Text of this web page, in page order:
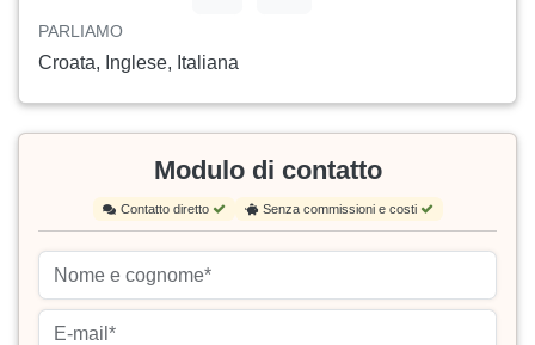
PARLIAMO
Croata, Inglese, Italiana
Modulo di contatto
Contatto diretto Senza commissioni e costi